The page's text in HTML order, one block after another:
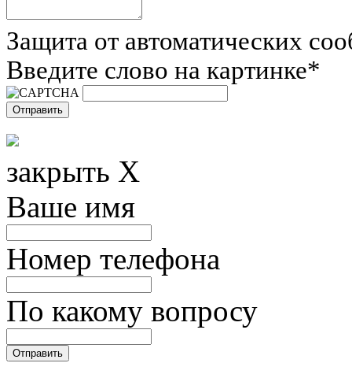
Защита от автоматических
Введите слово на картинке*
закрыть X
Ваше имя
Номер телефона
По какому вопросу